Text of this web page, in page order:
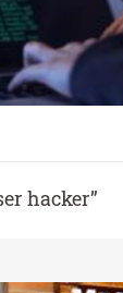
hacker”